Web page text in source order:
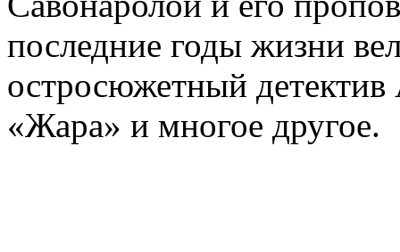
последние годы жизни
остросюжетный детектив
«Жара» и многое другое.